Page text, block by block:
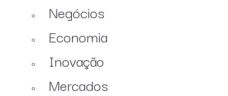
Negócios
Economia
Inovação
Mercados